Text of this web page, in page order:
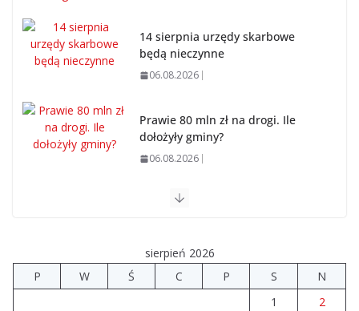
14 sierpnia urzędy skarbowe
będą nieczynne
06.08.2026
Prawie 80 mln zł na drogi. Ile
dołożyły gminy?
06.08.2026
Szkoła we Władysławowie przechodzi modernizację
Prawie 20 tys. zł dla dyrektora szpitala. Podwyżka
mimo finansowych problemów
sierpień 2026
P
W Ś C P S
N
1
2